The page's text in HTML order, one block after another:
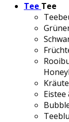
Tee Tee
Eistee